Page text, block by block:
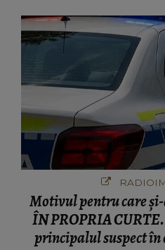
Motivul pentru care
ÎN PROPRIA
principalul suspect